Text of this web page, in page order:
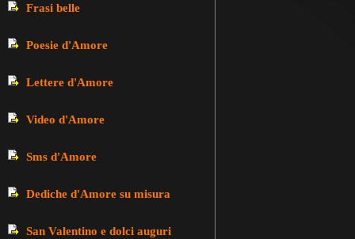
Frasi belle
Poesie d'Amore
Lettere d'Amore
Video d'Amore
Sms d'Amore
Dediche d'Amore su misura
San Valentino e dolci auguri